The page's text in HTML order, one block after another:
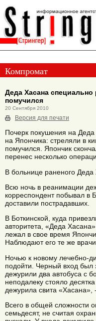
Компромат
Деда Хасана
помучился
20 Сентября 2010
Версия для печати
Почерк покушения на
на Япончика: стреляли в
помучился. Япончик
перенес несколько
В больнице раненого Деда
Всю ночь в реанимации
корреспондент побывал в
доставили пострадавших.
В Боткинской, куда
авторитета, «Деда
лежал в свое время
Наблюдают его те же
Ночью к новому лечебно-
подойти. Черный вход был
дежурили два автобуса с
неподалеку стояло
дежурила свита «Хасана»,
Всего в общей сложности
семьдесят, не считая